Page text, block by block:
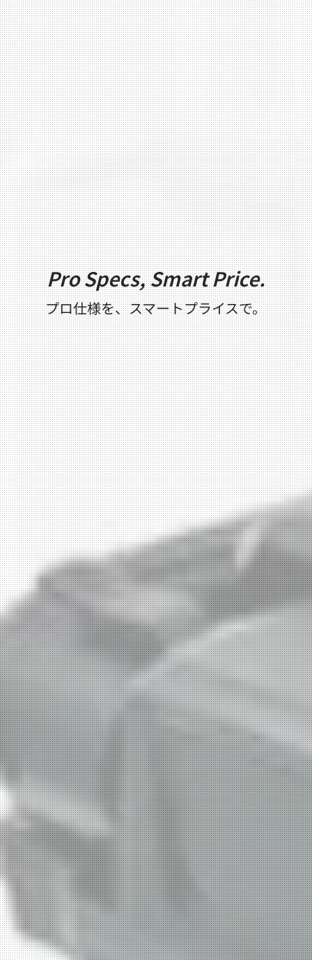
Pro Specs, Smart Price.
プロ仕様を、スマートプライスで。